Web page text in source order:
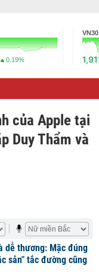
0.19%
VN30
của Apple tại
Duy Thẩm và
dễ thương: Mặc đúng
sản" tắc đường cũng